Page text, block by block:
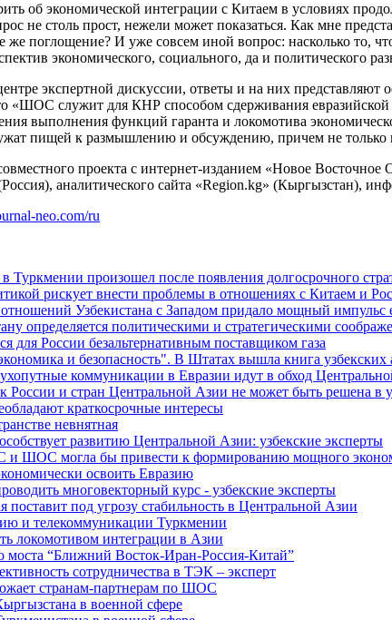
об экономической интеграции с Китаем в условиях
не столь прост, нежели может показаться. Как мне
же поглощение? И уже совсем иной вопрос: насколько то,
экономического, социального, да и политического
экспертной дискуссии, ответы и на них
«ШОС служит для КНР способом сдерживания
выполнения функций гаранта и локомотива
пищей к размышлению и обсуждению, причем не только
проекта с интернет-изданием «Новое
аналитического сайта «Region.kg» (Кыргызстан),
neo.com/ru
произошел после появления долгосрочного
рискует внести проблемы в отношениях с Китаем и
Узбекистана с Западом придало мощный импульс
определяется политическими и стратегическими
для России безальтернативным поставщиком газа
и безопасность". В Штатах вышла книга
коммуникации в Евразии идут в обход
России и стран Центральной Азии не может быть решена в
краткосрочные интересы
невнятная
развитию Центральной Азии: узбекские эксперты
и ШОС могла бы привести к формированию мощного
освоить Евразию
многовекторный курс - узбекские эксперты
под угрозу стабильность в Центральной Азии
и телекоммуникации Туркмении
локомотивом интеграции в Азии
моста “Ближний Восток-Иран-Россия-Китай”
сотрудничества в ТЭК – эксперт
странам-партнерам по ШОС
в военной сфере